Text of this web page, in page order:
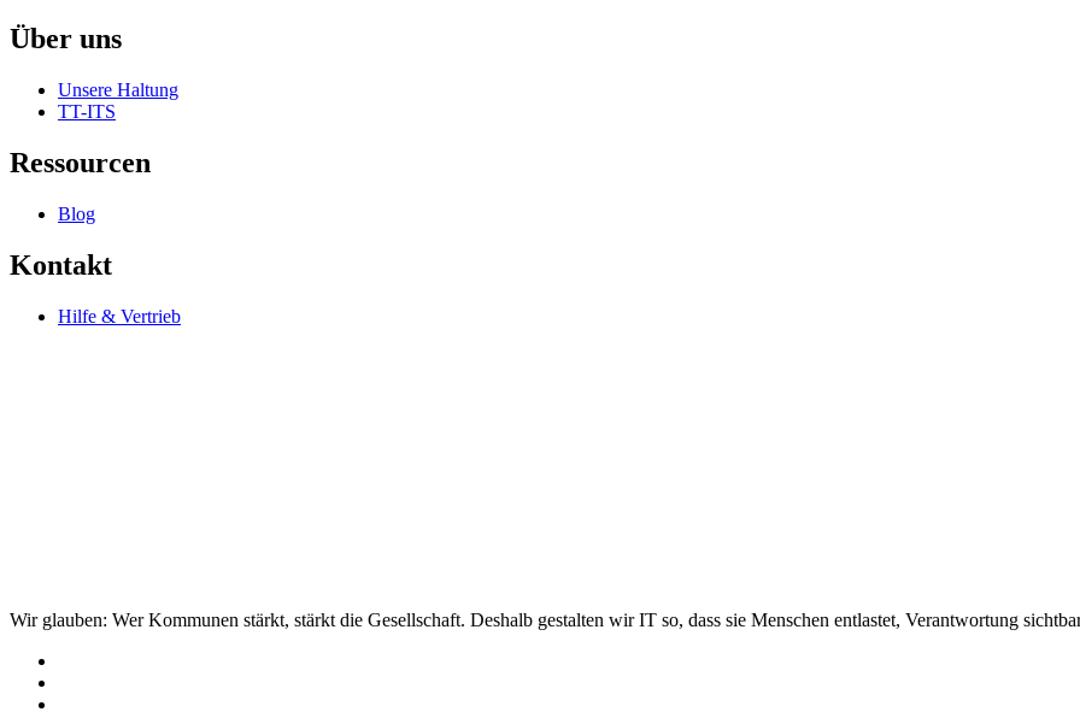
Über uns
Unsere Haltung
TT-ITS
Ressourcen
Blog
Kontakt
Hilfe & Vertrieb
Wir glauben: Wer Kommunen stärkt, stärkt die Gesellschaft. Deshalb gestalten wir IT so, dass sie Menschen entlastet, Verantwortung